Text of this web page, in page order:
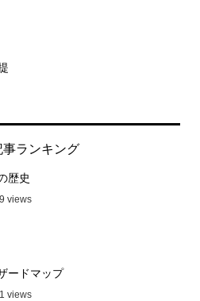
事ランキング
歴史
views
ードマップ
views